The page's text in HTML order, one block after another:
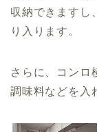
収納できますし
り入ります。
さらに、コンロ
調味料などを入